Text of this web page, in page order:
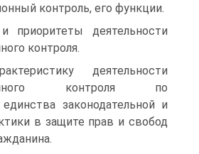
контроль, его функции.
приоритеты деятельности
контроля.
деятельности
контроля по
законодательной и
в защите прав и свобод